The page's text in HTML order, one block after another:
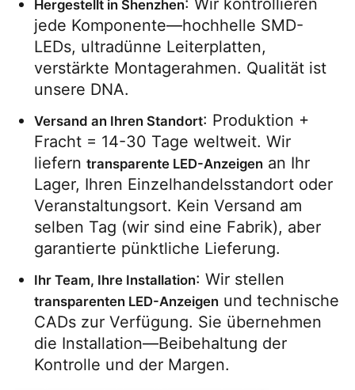
Hergestellt in Shenzhen: Wir kontrollieren
jede Komponente—hochhelle SMD-
LEDs, ultradünne Leiterplatten,
verstärkte Montagerahmen. Qualität ist
unsere DNA.
Versand an Ihren Standort: Produktion +
Fracht = 14-30 Tage weltweit. Wir
liefern transparente LED-Anzeigen an Ihr
Lager, Ihren Einzelhandelsstandort oder
Veranstaltungsort. Kein Versand am
selben Tag (wir sind eine Fabrik), aber
garantierte pünktliche Lieferung.
Ihr Team, Ihre Installation
transparenten LED-Anzeigen und technische
CADs zur Verfügung. Sie übernehmen
die Installation—Beibehaltung der
Kontrolle und der Margen.